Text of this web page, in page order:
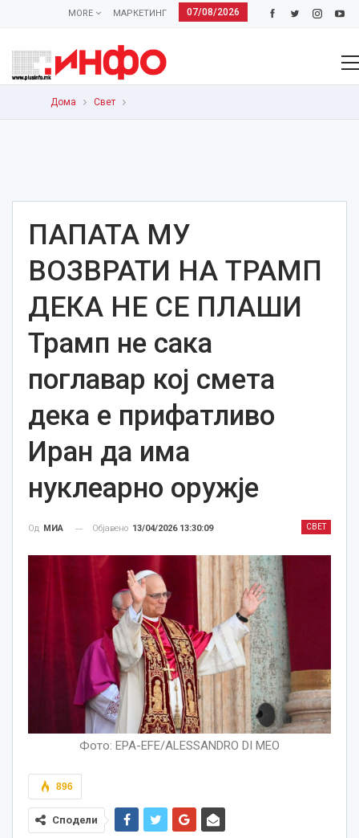
07/08/2026
МАРКЕТИНГ
MORE
Дома Свет
ПАПАТА МУ
ВОЗВРАТИ НА ТРАМП
ДЕКА НЕ СЕ ПЛАШИ
Трамп не сака
поглавар кој смета
дека е прифатливо
Иран да има
нуклеарно оружје
СВЕТ
Од МИА Објавено 13/04/2026 13:30:09
Фото: EPA-EFE/ALESSANDRO DI MEO
896
Сподели